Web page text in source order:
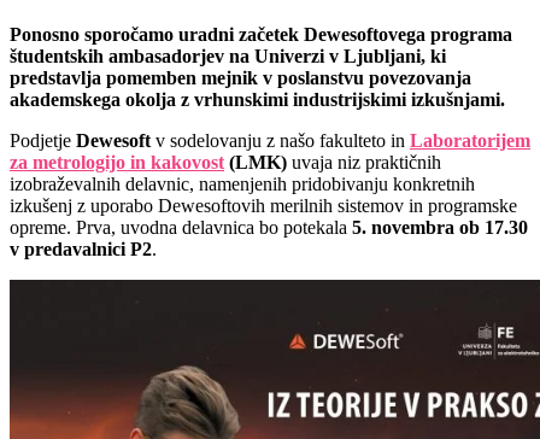
Ponosno sporočamo uradni začetek Dewesoftovega programa
študentskih ambasadorjev na Univerzi v Ljubljani, ki
predstavlja pomemben mejnik v poslanstvu povezovanja
akademskega okolja z vrhunskimi industrijskimi izkušnjami.
Podjetje Dewesoft v sodelovanju z našo fakulteto in Laboratorijem
za metrologijo in kakovost (LMK) uvaja niz praktičnih
izobraževalnih delavnic, namenjenih pridobivanju konkretnih
izkušenj z uporabo Dewesoftovih merilnih sistemov in programske
opreme. Prva, uvodna delavnica bo potekala 5. novembra ob 17.30
v predavalnici P2.